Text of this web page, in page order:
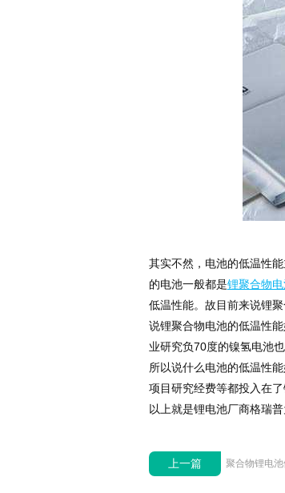
其实不然，电池的低温性
的电池一般都是锂聚合物
低温性能。故目前来说锂聚
说锂聚合物电池的低温性
业研究负70度的镍氢电池
所以说什么电池的低温性
项目研究经费等都投入在了
以上就是锂电池厂商格瑞
上一篇 聚合物锂电